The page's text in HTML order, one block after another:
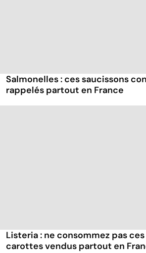
Salmonelles : ces saucissons
rappelés partout en France
Listeria : ne consommez pas
carottes vendus partout en